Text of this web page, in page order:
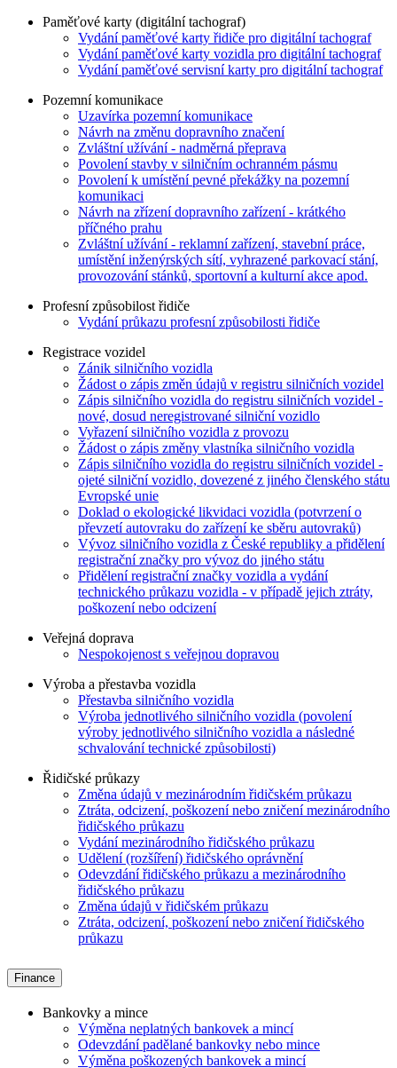
Paměťové karty (digitální tachograf)
Vydání paměťové karty řidiče pro digitální tachograf
Vydání paměťové karty vozidla pro digitální tachograf
Vydání paměťové servisní karty pro digitální tachograf
Pozemní komunikace
Uzavírka pozemní komunikace
Návrh na změnu dopravního značení
Zvláštní užívání - nadměrná přeprava
Povolení stavby v silničním ochranném pásmu
Povolení k umístění pevné překážky na pozemní
komunikaci
Návrh na zřízení dopravního zařízení - krátkého
příčného prahu
Zvláštní užívání - reklamní zařízení, stavební práce,
umístění inženýrských sítí, vyhrazené parkovací stání,
provozování stánků, sportovní a kulturní akce apod.
Profesní způsobilost řidiče
Vydání průkazu profesní způsobilosti řidiče
Registrace vozidel
Zánik silničního vozidla
Žádost o zápis změn údajů v registru silničních vozidel
Zápis silničního vozidla do registru silničních vozidel -
nové, dosud neregistrované silniční vozidlo
Vyřazení silničního vozidla z provozu
Žádost o zápis změny vlastníka silničního vozidla
Zápis silničního vozidla do registru silničních vozidel -
ojeté silniční vozidlo, dovezené z jiného členského státu
Evropské unie
Doklad o ekologické likvidaci vozidla (potvrzení o
převzetí autovraku do zařízení ke sběru autovraků)
Vývoz silničního vozidla z České republiky a přidělení
registrační značky pro vývoz do jiného státu
Přidělení registrační značky vozidla a vydání
technického průkazu vozidla - v případě jejich ztráty,
poškození nebo odcizení
Veřejná doprava
Nespokojenost s veřejnou dopravou
Výroba a přestavba vozidla
Přestavba silničního vozidla
Výroba jednotlivého silničního vozidla (povolení
výroby jednotlivého silničního vozidla a následné
schvalování technické způsobilosti)
Řidičské průkazy
Změna údajů v mezinárodním řidičském průkazu
Ztráta, odcizení, poškození nebo zničení mezinárodního
řidičského průkazu
Vydání mezinárodního řidičského průkazu
Udělení (rozšíření) řidičského oprávnění
Odevzdání řidičského průkazu a mezinárodního
řidičského průkazu
Změna údajů v řidičském průkazu
Ztráta, odcizení, poškození nebo zničení řidičského
průkazu
Finance
Bankovky a mince
Výměna neplatných bankovek a mincí
Odevzdání padělané bankovky nebo mince
Výměna poškozených bankovek a mincí